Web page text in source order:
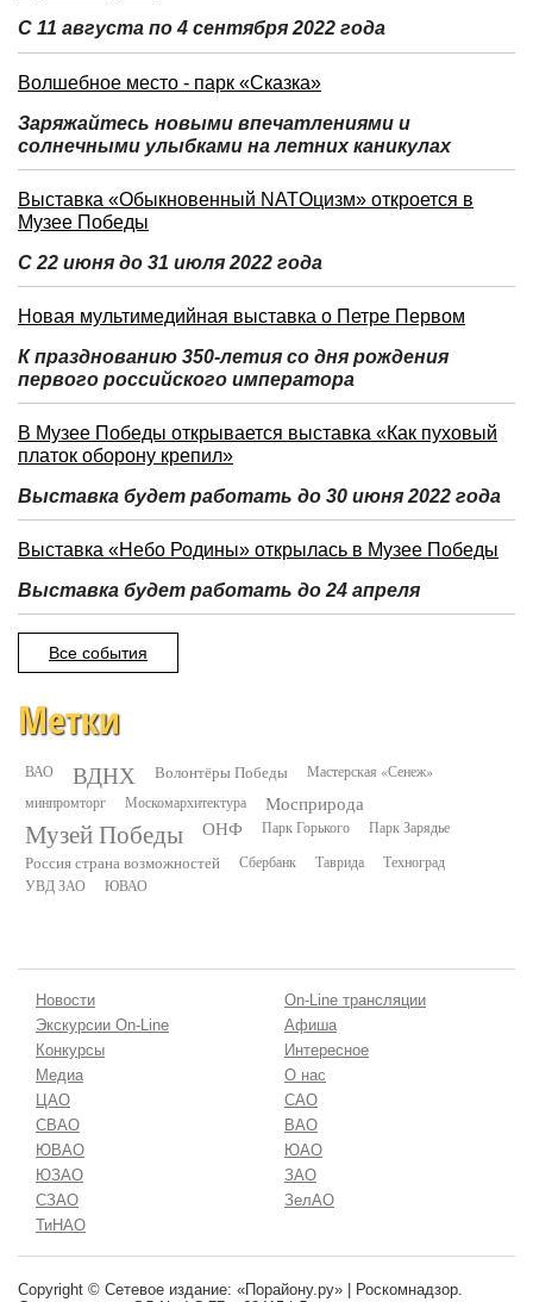
С 11 августа по 4 сентября 2022 года
Волшебное место - парк «Сказка»
Заряжайтесь новыми впечатлениями и
солнечными улыбками на летних каникулах
Выставка «Обыкновенный NATOцизм» откроется в
Музее Победы
С 22 июня до 31 июля 2022 года
Новая мультимедийная выставка о Петре Первом
К празднованию 350-летия со дня рождения
первого российского императора
В Музее Победы открывается выставка «Как пуховый
платок оборону крепил»
Выставка будет работать до 30 июня 2022 года
Выставка «Небо Родины» открылась в Музее Победы
Выставка будет работать до 24 апреля
Все события
Метки
ВАО ВДНХ Волонтёры Победы
Мастерская «Сенеж»
минпромторг
Москомархитектура Мосприрода
Музей Победы ОНФ Парк Горького Парк Зарядье
Россия страна возможностей Сбербанк Таврида
Техноград
УВД ЗАО
ЮВАО
Новости
On-Line трансляции
Экскурсии On-Line
Афиша
Конкурсы
Интересное
Медиа
О нас
ЦАО
САО
СВАО
ВАО
ЮВАО
ЮАО
ЮЗАО
ЗАО
СЗАО
ЗелАО
ТиНАО
Copyright © Сетевое издание: «Порайону.ру» | Роскомнадзор.